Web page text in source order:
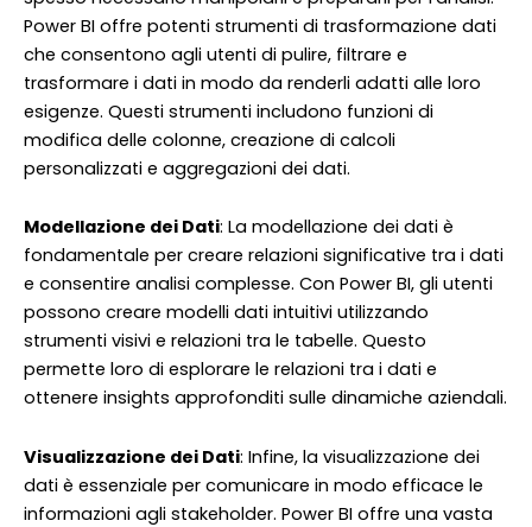
Power BI offre potenti strumenti di trasformazione dati
che consentono agli utenti di pulire, filtrare e
trasformare i dati in modo da renderli adatti alle loro
esigenze. Questi strumenti includono funzioni di
modifica delle colonne, creazione di calcoli
personalizzati e aggregazioni dei dati.
Modellazione dei Dati: La modellazione dei dati è
fondamentale per creare relazioni significative tra i dati
e consentire analisi complesse. Con Power BI, gli utenti
possono creare modelli dati intuitivi utilizzando
strumenti visivi e relazioni tra le tabelle. Questo
permette loro di esplorare le relazioni tra i dati e
ottenere insights approfonditi sulle dinamiche aziendali.
Visualizzazione dei Dati: Infine, la visualizzazione dei
dati è essenziale per comunicare in modo efficace le
informazioni agli stakeholder. Power BI offre una vasta